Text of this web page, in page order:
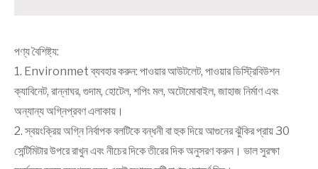
পণ্য বৈশিষ্ট্য:
1. Environmet ব্যবহার করুন: পাওয়ার আউটলেট, পাওয়ার ডিস্ট্রিবিউশন
ক্যাবিনেট, রান্নাঘর, গুদাম, হোটেল, শপিং মল, অটোমোবাইল, জাহাজ নির্মাণ এবং
অন্যান্য অগ্নিপ্রবণ এলাকায়।
2. স্বয়ংক্রিয় অগ্নি নির্বাপক বলটিকে বন্ধনী বা হুক দিয়ে আগুনের ঝুঁকির প্রায় 30
সেন্টিমিটার উপরে রাখুন এবং নীচের দিকে তীরের দিক অনুসরণ করুন। ভাল সুরক্ষা